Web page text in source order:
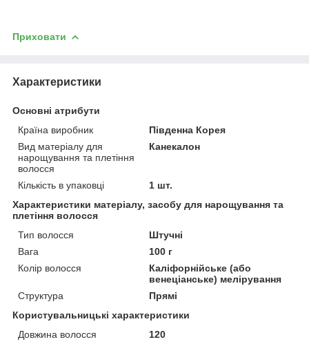
Приховати
Характеристики
Основні атрибути
Країна виробник
Південна Корея
Вид матеріалу для
нарощування та плетіння
волосся
Канекалон
Кількість в упаковці
1 шт.
Характеристики матеріалу, засобу для нарощування та
плетіння волосся
Тип волосся
Штучні
Вага
100 г
Колір волосся
Каліфорнійське (або
венеціанське) мелірування
Структура
Прямі
Користувальницькі характеристики
Довжина волосся
120